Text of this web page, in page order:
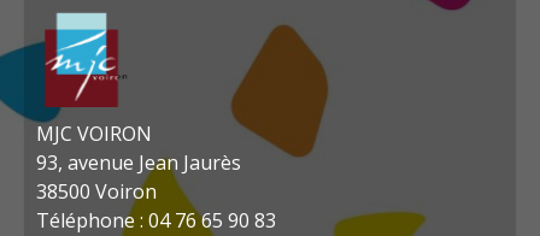
MJC VOIRON
93, avenue Jean Jaurès
38500 Voiron
Téléphone : 04 76 65 90 83